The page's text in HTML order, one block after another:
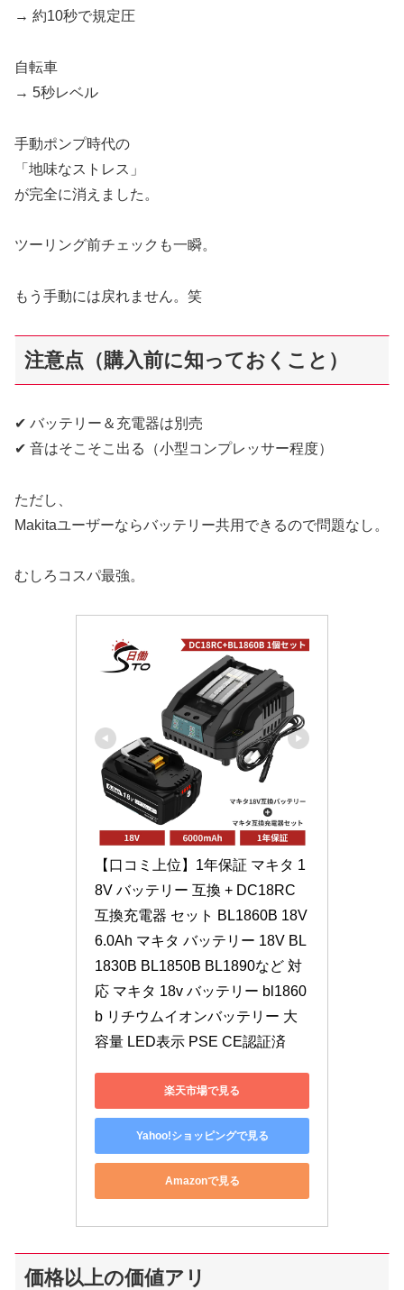
→ 約10秒で規定圧
自転車
→ 5秒レベル
手動ポンプ時代の
「地味なストレス」
が完全に消えました。
ツーリング前チェックも一瞬。
もう手動には戻れません。笑
注意点（購入前に知っておくこと）
✔ バッテリー＆充電器は別売
✔ 音はそこそこ出る（小型コンプレッサー程度）
ただし、
Makitaユーザーならバッテリー共用できるので問題なし。
むしろコスパ最強。
【口コミ上位】1年保証 マキタ 1
8V バッテリー 互換 + DC18RC
互換充電器 セット BL1860B 18V
6.0Ah マキタ バッテリー 18V BL
1830B BL1850B BL1890など 対
応 マキタ 18v バッテリー bl1860
b リチウムイオンバッテリー 大
容量 LED表示 PSE CE認証済
楽天市場で見る
Yahoo!ショッピングで見る
Amazonで見る
価格以上の価値アリ